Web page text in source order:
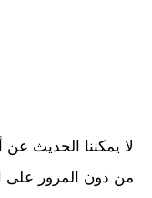
لا يمكننا الحديث
من دون المرور على